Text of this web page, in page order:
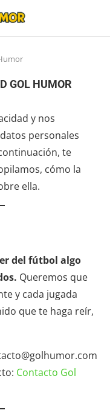
GOL HUMOR
y nos
personales
te
cómo la
ella.
del fútbol algo
Queremos que
y cada jugada
que te haga reír,
Contacto Gol